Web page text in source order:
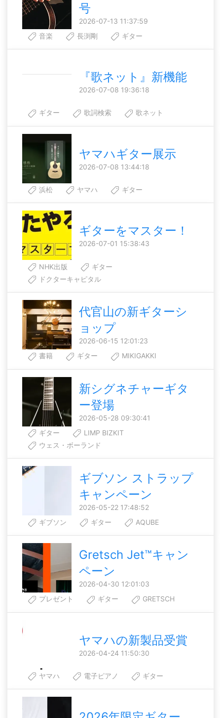
号
2026-07-13 11:37:59
音楽
長渕剛 ギター
『歌ネット』新機能
2026-07-08 19:36:18
ギター 歌詞検索 歌ネット
ヤマハギター展示
2026-07-08 13:44:18
浜松 ヤマハ ギター
ギターをマスター！
2026-07-01 15:38:43
NHK出版
ギター
ドクターキャピタル
代官山の新ギターシ
ョップ
2026-06-15 12:01:23
書籍
ギター MIKIGAKKI
新シグネチャーギタ
ー登場
2026-05-28 09:30:41
ギター
LIMP BIZKIT
ウェス・ボーランド
ギブソン ストラップ
キャンペーン
2026-05-22 17:48:52
ギブソン
ギター AQUBE
Gretsch Jet™キャン
ペーン
2026-04-30 12:01:03
プレゼント
ギター GRETSCH
ヤマハの新製品受賞
2026-04-24 11:50:30
ヤマハ 電子ピアノ ギター